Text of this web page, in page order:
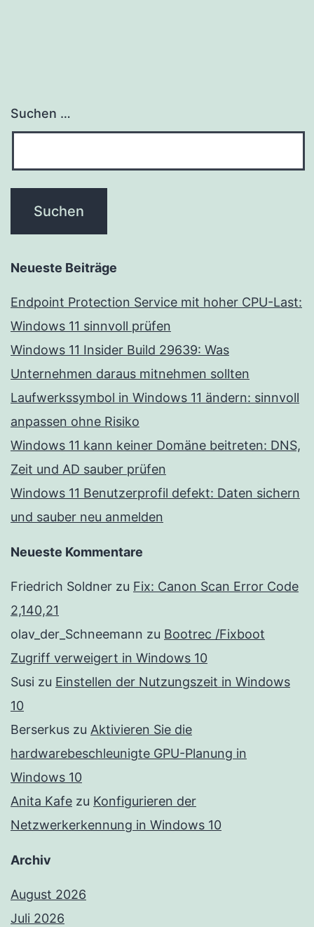
Suchen …
Neueste Beiträge
Endpoint Protection Service mit hoher CPU-Last:
Windows 11 sinnvoll prüfen
Windows 11 Insider Build 29639: Was
Unternehmen daraus mitnehmen sollten
Laufwerkssymbol in Windows 11 ändern: sinnvoll
anpassen ohne Risiko
Windows 11 kann keiner Domäne beitreten: DNS,
Zeit und AD sauber prüfen
Windows 11 Benutzerprofil defekt: Daten sichern
und sauber neu anmelden
Neueste Kommentare
Friedrich Soldner zu Fix: Canon Scan Error Code
2,140,21
olav_der_Schneemann zu Bootrec /Fixboot
Zugriff verweigert in Windows 10
Susi zu Einstellen der Nutzungszeit in Windows
10
Berserkus zu Aktivieren Sie die
hardwarebeschleunigte GPU-Planung in
Windows 10
Anita Kafe zu Konfigurieren der
Netzwerkerkennung in Windows 10
Archiv
August 2026
Juli 2026